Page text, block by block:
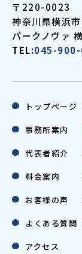
〒220-0023
神奈川県横浜
パークノヴァ
TEL:045-
トップページ
事務所案内
代表者紹介
料金案内
お客様の声
よくある質問
アクセス